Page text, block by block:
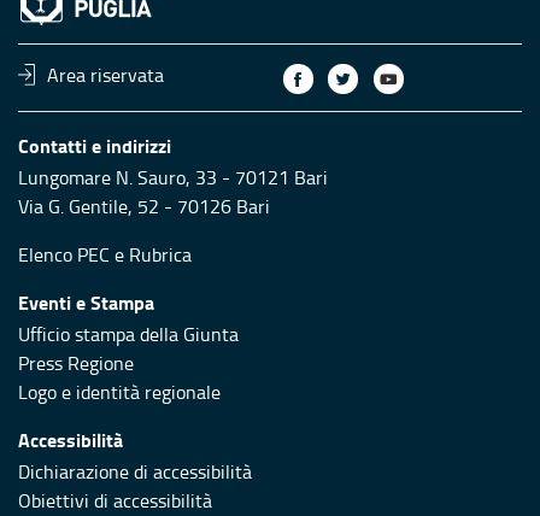
Area riservata
Contatti e indirizzi
Lungomare N. Sauro, 33 - 70121 Bari
Via G. Gentile, 52 - 70126 Bari
Elenco PEC e Rubrica
Eventi e Stampa
Ufficio stampa della Giunta
Press Regione
Logo e identità regionale
Accessibilità
Dichiarazione di accessibilità
Obiettivi di accessibilità